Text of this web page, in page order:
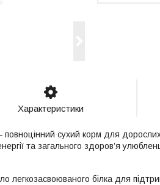
Характеристики
сухий корм для
та загального здоров’я
легкозасвоюваного білка для